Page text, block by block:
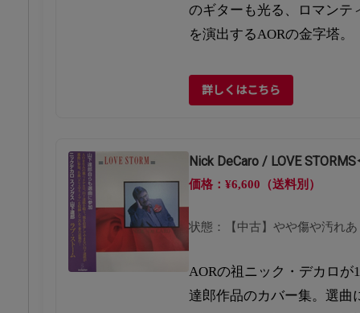
のギターも光る、ロマンテ
を演出するAORの金字塔。
詳しくはこちら
Nick DeCaro / LOVE
価格：¥6,600（送料別）
状態：【中古】やや傷や汚れあ
AORの祖ニック・デカロが
達郎作品のカバー集。選曲